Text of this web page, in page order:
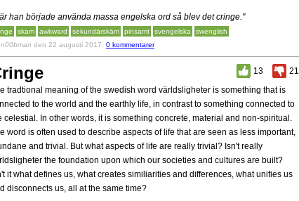
han började använda massa engelska ord så blev det cringe."
skam awkward sekundärskäm pinsamt svengelska
swenglish
n00bman den 22 augusti 2017 0 kommentarer
13
21
tradtional meaning of the swedish word världsligheter is something that is
to the world and the earthly life, in contrast to something connected to
celestial. In other words, it is something concrete, material and non-spiritual.
word is often used to describe aspects of life that are seen as less important,
and trivial. But what aspects of life are really trivial? Isn't really
the foundation upon which our societies and cultures are built?
it what defines us, what creates similiarities and differences, what unifies us
disconnects us, all at the same time?